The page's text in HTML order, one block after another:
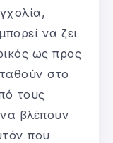
να ζει
ως προς
στο
τους
βλέπουν
που